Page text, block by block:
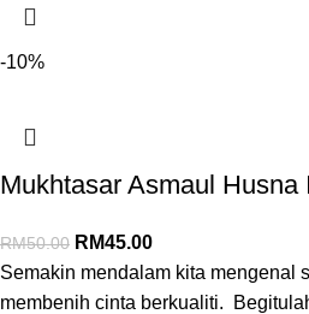
-10%
Mukhtasar Asmaul Husna
RM50.00 RM45.00
Semakin mendalam kita mengenal
membenih cinta berkualiti.